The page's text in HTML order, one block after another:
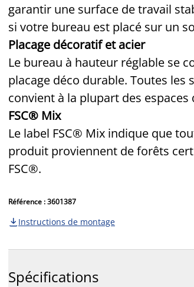
garantir une surface de travail
si votre bureau est placé sur un
Placage décoratif et acier
Le bureau à hauteur réglable se
placage déco durable. Toutes
convient à la plupart des espaces
FSC® Mix
Le label FSC® Mix indique que
produit proviennent de forêts
FSC®.
Référence : 3601387
 Instructions de montage
Spécifications